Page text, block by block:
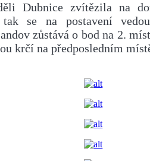
Dubnice zvítězila na
tak se na postavení
zůstává o bod na 2.
krčí na předposledním